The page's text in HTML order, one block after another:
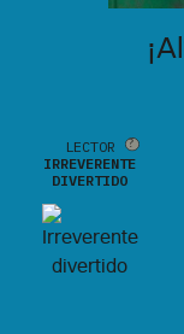
LECTOR
IRREVERENTE
DIVERTIDO